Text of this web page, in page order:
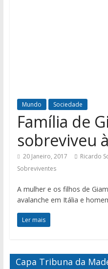
Mundo Sociedade
Família de
sobreviveu
20 Janeiro, 2017 Ricardo
Sobreviventes
A mulher e os filhos de
avalanche em Itália e
Ler mais
Capa Tribuna da